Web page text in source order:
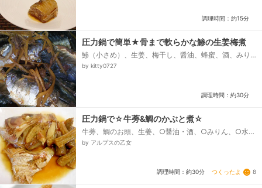
調理時間：約15分
圧力鍋で簡単★骨まで軟らかな鯵の生姜梅煮
鯵（小さめ）、生姜、梅干し、醤油、蜂蜜、酒、みり
ん、水
by kitty0727
調理時間：約30分
圧力鍋で☆牛蒡&鯛のかぶと煮☆
牛蒡、鯛のお頭、生姜、○醤油・酒、○みりん、○水、
○ほんだし、○蜂蜜、塩（鯛用）
by アルプスの乙女
調理時間：約30分 つくったよ 8